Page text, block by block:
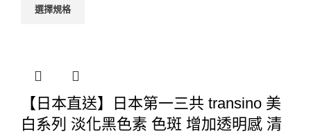
選擇規格
【日本直送】日本第一三共 transino 美
白系列 淡化黑色素 色斑 增加透明感 清